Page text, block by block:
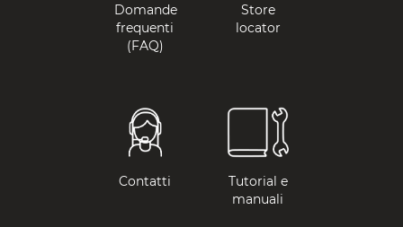
Domande
frequenti
(FAQ)
Store
locator
Contatti
Tutorial e
manuali